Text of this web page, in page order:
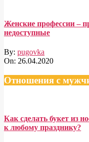
Женские профессии –
недоступные
By: pugovka
On: 26.04.2020
Отношения с
Как сделать букет из
к любому празднику?